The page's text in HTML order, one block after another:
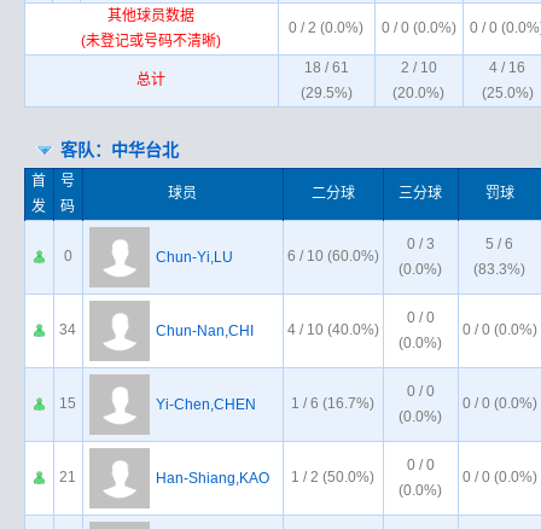
其他球员数据
(未登记或号码不清晰)
0 / 2 (0.0%) 0 / 0 (0.0%) 0 / 0
总计
18 / 61
(29.5%)
2 / 10
(20.0%)
4 / 16
(25.0%)
客队：中华台北
首
发
号
码
球员 二分球 三分球 罚球
0 Chun-Yi,LU 6 / 10 (60.0%)
0 / 3
(0.0%)
5 / 6
(83.3%)
34 Chun-Nan,CHI 4 / 10 (40.0%)
0 / 0
(0.0%)
0 / 0 (0.0%)
15 Yi-Chen,CHEN 1 / 6 (16.7%)
0 / 0
(0.0%)
0 / 0 (0.0%)
21 Han-Shiang,KAO 1 / 2 (50.0%)
0 / 0
(0.0%)
0 / 0 (0.0%)